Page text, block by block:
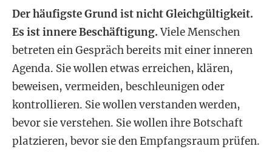
Der häufigste Grund ist nicht Gleichgültigkeit.
Es ist innere Beschäftigung.Viele Menschen
betreten ein Gespräch bereits mit einer inneren
Agenda. Sie wollen etwas erreichen, klären,
beweisen, vermeiden, beschleunigen oder
kontrollieren. Sie wollen verstanden werden,
bevor sie verstehen. Sie wollen ihre Botschaft
platzieren, bevor sie den Empfangsraum prüfen.